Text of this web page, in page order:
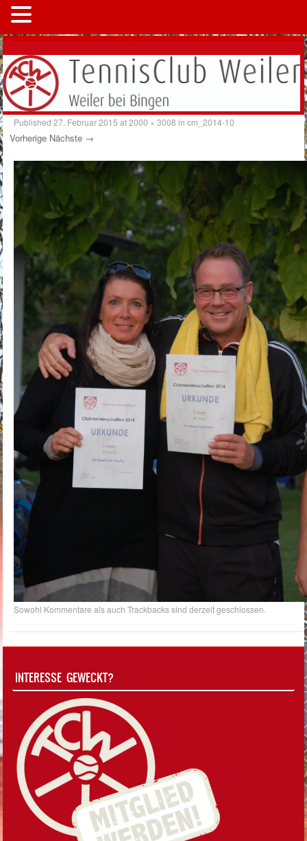
Published27. Februar 2015 at2000 × 3008 incm_2014-10
Vorherige Nächste →
Sowohl Kommentare als auch Trackbacks sind derzeit geschlossen.
INTERESSE GEWECKT?